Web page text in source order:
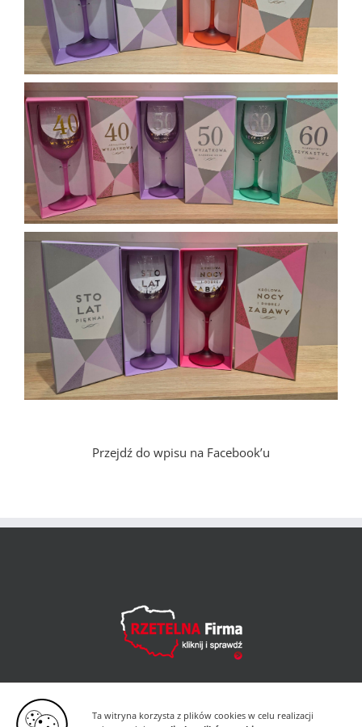
Ta witryna korzysta z plików cookies w celu realizacji
Przejdź do wpisu na Facebook’u